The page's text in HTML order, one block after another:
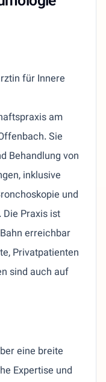
für Innere
am
Sie
Behandlung von
inklusive
und
Praxis ist
erreichbar
Privatpatienten
sind auch auf
eine breite
Expertise und